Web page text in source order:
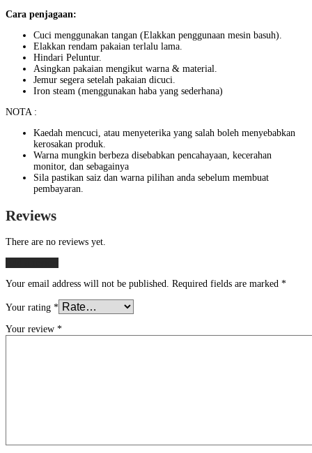
Cara penjagaan:
Cuci menggunakan tangan (Elakkan penggunaan mesin basuh).
Elakkan rendam pakaian terlalu lama.
Hindari Peluntur.
Asingkan pakaian mengikut warna & material.
Jemur segera setelah pakaian dicuci.
Iron steam (menggunakan haba yang sederhana)
NOTA :
Kaedah mencuci, atau menyeterika yang salah boleh menyebabkan
kerosakan produk.
Warna mungkin berbeza disebabkan pencahayaan, kecerahan
monitor, dan sebagainya
Sila pastikan saiz dan warna pilihan anda sebelum membuat
pembayaran.
Reviews
There are no reviews yet.
Your email address will not be published. Required fields are marked *
Your rating *
Your review *